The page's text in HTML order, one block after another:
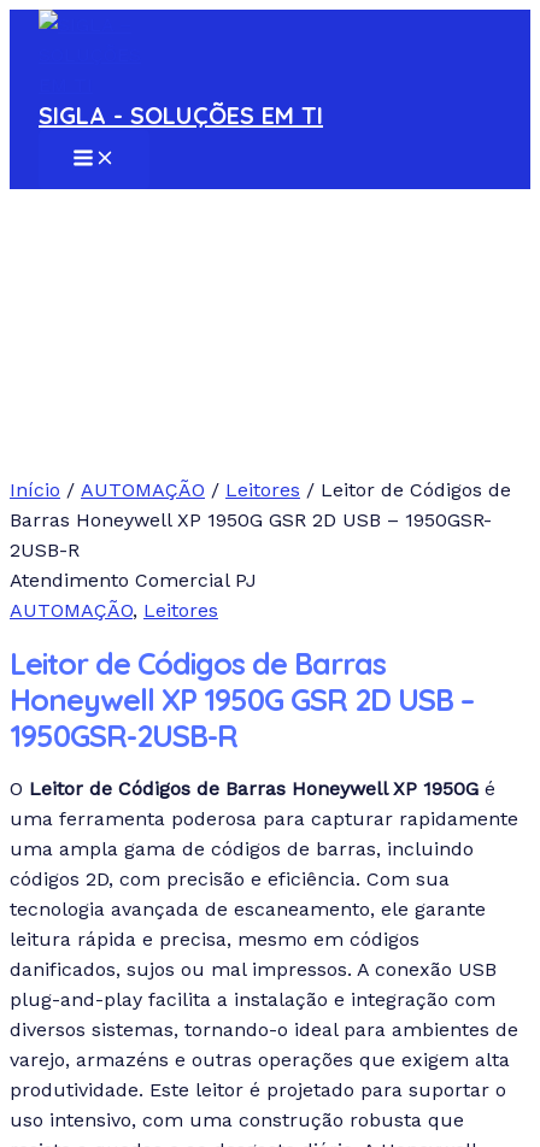
Ir
conteúdo
SIGLA - SOLUÇÕES EM TI
MAIN
Início / AUTOMAÇÃO / Leitores / Leitor de Códigos de
Barras Honeywell XP 1950G GSR 2D USB – 1950GSR-
2USB-R
Atendimento Comercial PJ
AUTOMAÇÃO, Leitores
Leitor de Códigos de Barras
Honeywell XP 1950G GSR 2D USB –
1950GSR-2USB-R
O Leitor de Códigos de Barras Honeywell XP 1950G é
uma ferramenta poderosa para capturar rapidamente
uma ampla gama de códigos de barras, incluindo
códigos 2D, com precisão e eficiência. Com sua
tecnologia avançada de escaneamento, ele garante
leitura rápida e precisa, mesmo em códigos
danificados, sujos ou mal impressos. A conexão USB
plug-and-play facilita a instalação e integração com
diversos sistemas, tornando-o ideal para ambientes de
varejo, armazéns e outras operações que exigem alta
produtividade. Este leitor é projetado para suportar o
uso intensivo, com uma construção robusta que